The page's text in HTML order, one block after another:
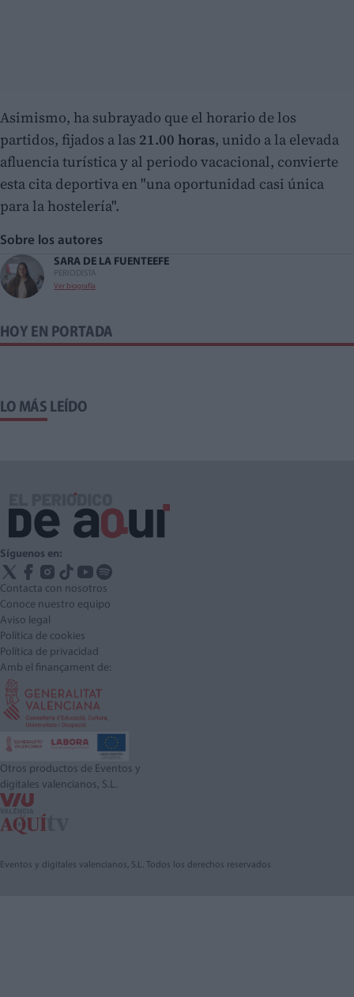
Asimismo, ha subrayado que el horario de los
partidos, fijados a las 21.00 horas, unido a la elevada
afluencia turística y al periodo vacacional, convierte
esta cita deportiva en "una oportunidad casi única
para la hostelería".
Sobre los autores
SARA DE LA FUENTE
PERIODISTA
Ver biografía
EFE
HOY EN PORTADA
LO MÁS LEÍDO
Síguenos en:
Contacta con nosotros
Conoce nuestro equipo
Aviso legal
Política de cookies
Política de privacidad
Amb el finançament de:
Otros productos de Eventos y
digitales valencianos, S.L.
Eventos y digitales valencianos, S.L. Todos los derechos reservados